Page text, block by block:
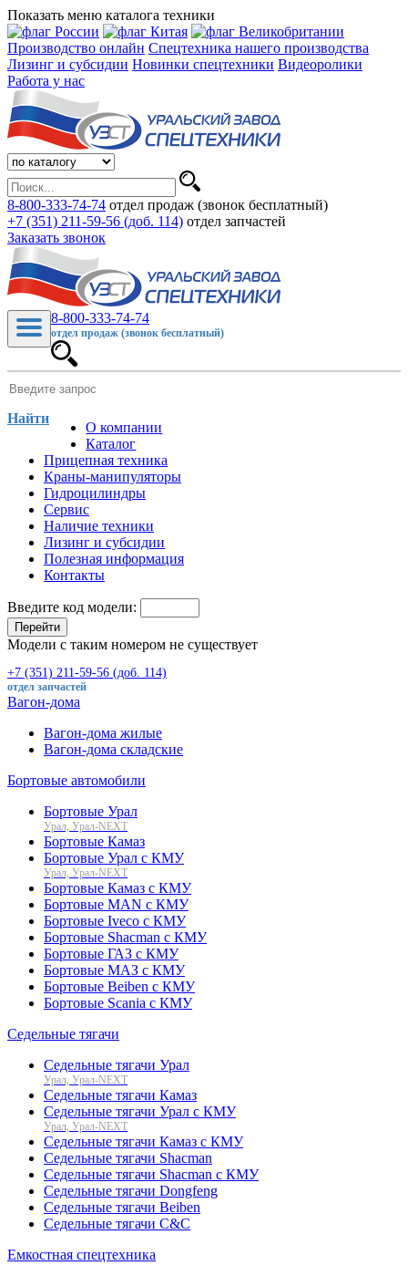
Показать меню каталога техники
Производство онлайн Спецтехника нашего производства
Лизинг и субсидии Новинки спецтехники Видеоролики
Работа у нас
8-800-333-74-74 отдел продаж (звонок бесплатный)
+7 (351) 211-59-56 (доб. 114) отдел запчастей
Заказать звонок
8-800-333-74-74
отдел продаж (звонок бесплатный)
Найти
О компании
Каталог
Прицепная техника
Краны-манипуляторы
Гидроцилиндры
Сервис
Наличие техники
Лизинг и субсидии
Полезная информация
Контакты
Введите код модели:
Перейти
Модели с таким номером не существует
+7 (351) 211-59-56 (доб. 114)
отдел запчастей
Вагон-дома
Вагон-дома жилые
Вагон-дома складские
Бортовые автомобили
Бортовые Урал
Урал, Урал-NEXT
Бортовые Камаз
Бортовые Урал с КМУ
Урал, Урал-NEXT
Бортовые Камаз с КМУ
Бортовые MAN с КМУ
Бортовые Iveco с КМУ
Бортовые Shacman с КМУ
Бортовые ГАЗ с КМУ
Бортовые МАЗ с КМУ
Бортовые Beiben с КМУ
Бортовые Scania с КМУ
Седельные тягачи
Седельные тягачи Урал
Урал, Урал-NEXT
Седельные тягачи Камаз
Седельные тягачи Урал с КМУ
Урал, Урал-NEXT
Седельные тягачи Камаз с КМУ
Седельные тягачи Shacman
Седельные тягачи Shacman с КМУ
Седельные тягачи Dongfeng
Седельные тягачи Beiben
Седельные тягачи C&C
Емкостная спецтехника